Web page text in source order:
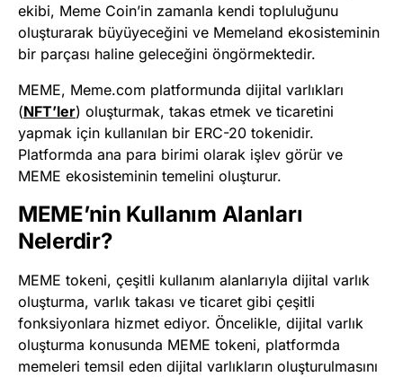
ekibi, Meme Coin’in zamanla kendi topluluğunu
oluşturarak büyüyeceğini ve Memeland ekosisteminin
bir parçası haline geleceğini öngörmektedir.
MEME, Meme.com platformunda dijital varlıkları
(NFT’ler) oluşturmak, takas etmek ve ticaretini
yapmak için kullanılan bir ERC-20 tokenidir.
Platformda ana para birimi olarak işlev görür ve
MEME ekosisteminin temelini oluşturur.
MEME’nin Kullanım Alanları
Nelerdir?
MEME tokeni, çeşitli kullanım alanlarıyla dijital varlık
oluşturma, varlık takası ve ticaret gibi çeşitli
fonksiyonlara hizmet ediyor. Öncelikle, dijital varlık
oluşturma konusunda MEME tokeni, platformda
memeleri temsil eden dijital varlıkların oluşturulmasını